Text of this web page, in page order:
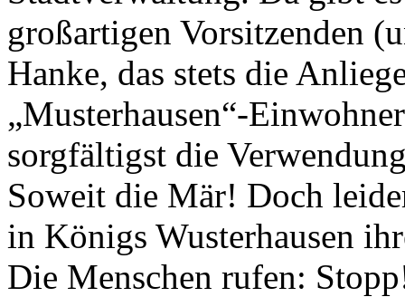
großartigen Vorsitzenden
Hanke, das stets die
„Musterhausen“-
sorgfältigst die
Soweit die Mär! Doch
in Königs Wusterhausen
Die Menschen rufen: